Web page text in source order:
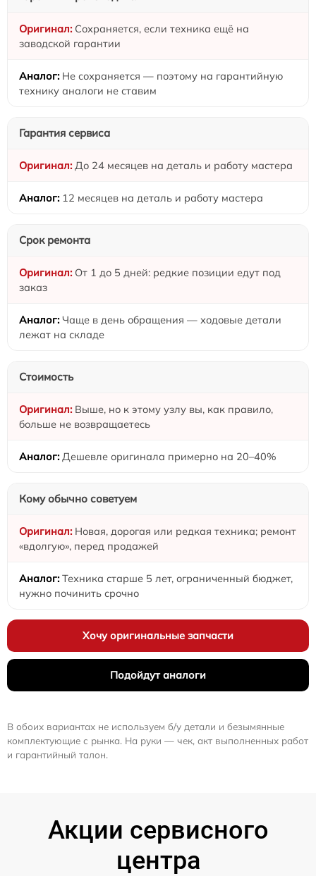
Сохраняется, если техника ещё на
заводской гарантии
Не сохраняется — поэтому на гарантийную
технику аналоги не ставим
Гарантия сервиса
До 24 месяцев на деталь и работу мастера
12 месяцев на деталь и работу мастера
Срок ремонта
От 1 до 5 дней: редкие позиции едут под
заказ
Чаще в день обращения — ходовые детали
лежат на складе
Стоимость
Выше, но к этому узлу вы, как правило,
больше не возвращаетесь
Дешевле оригинала примерно на 20–40%
Кому обычно советуем
Новая, дорогая или редкая техника; ремонт
«вдолгую», перед продажей
Техника старше 5 лет, ограниченный бюджет,
нужно починить срочно
Хочу оригинальные запчасти
Подойдут аналоги
В обоих вариантах не используем б/у детали и безымянные
комплектующие с рынка. На руки — чек, акт выполненных работ
и гарантийный талон.
Акции сервисного
центра